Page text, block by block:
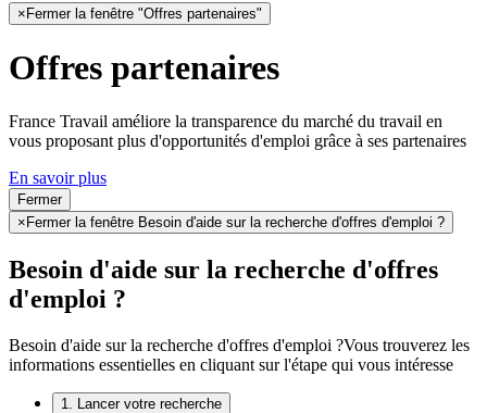
× Fermer la fenêtre "Offres partenaires"
Offres partenaires
France Travail améliore la transparence du marché du travail en
vous proposant plus d'opportunités d'emploi grâce à ses partenaires
En savoir plus
Fermer
×Fermer la fenêtre Besoin d'aide sur la recherche d'offres d'emploi ?
Besoin d'aide sur la recherche d'offres
d'emploi ?
Besoin d'aide sur la recherche d'offres d'emploi ?Vous trouverez les
informations essentielles en cliquant sur l'étape qui vous intéresse
1. Lancer votre recherche